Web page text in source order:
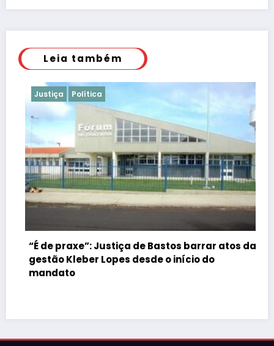
Leia também
Justiça Política
“É de praxe”: Justiça de Bastos barrar atos da
gestão Kleber Lopes desde o início do
mandato